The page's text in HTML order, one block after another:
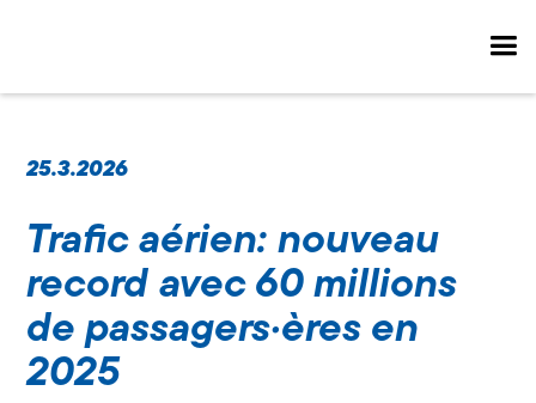
25.3.2026
Trafic aérien: nouveau
record avec 60 millions
de passagers·ères en
2025